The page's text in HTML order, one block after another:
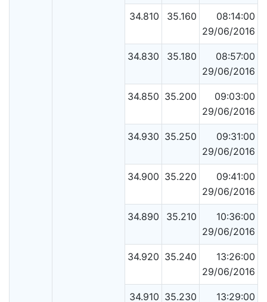
34.810 35.160
08:14:00
29/06/2016
34.830 35.180
08:57:00
29/06/2016
34.850 35.200
09:03:00
29/06/2016
34.930 35.250
09:31:00
29/06/2016
34.900 35.220
09:41:00
29/06/2016
34.890 35.210
10:36:00
29/06/2016
34.920 35.240
13:26:00
29/06/2016
34.910 35.230 13:29:00